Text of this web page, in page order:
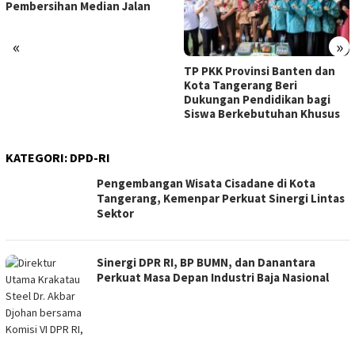
« »
Pembersihan Median Jalan
TP PKK Provinsi Banten dan
Kota Tangerang Beri
Dukungan Pendidikan bagi
Siswa Berkebutuhan Khusus
KATEGORI: DPD-RI
Pengembangan Wisata Cisadane di Kota
Tangerang, Kemenpar Perkuat Sinergi Lintas
Sektor
Sinergi DPR RI, BP BUMN, dan Danantara
Perkuat Masa Depan Industri Baja Nasional